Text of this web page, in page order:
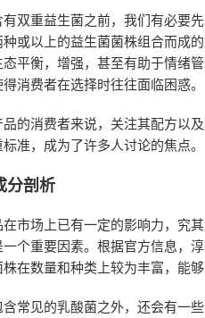
双重益生菌之前，我们有必要
或以上的益生菌菌株组合而成
平衡，增强，甚至有助于情绪
消费者在选择时往往面临困惑。
的消费者来说，关注其配方以
准，成为了许多人讨论的焦点。
分剖析
市场上已有一定的影响力，究
个重要因素。根据官方信息，
在数量和种类上较为丰富，能
常见的乳酸菌之外，还会有一